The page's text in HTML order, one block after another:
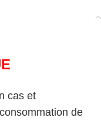
cas et
de